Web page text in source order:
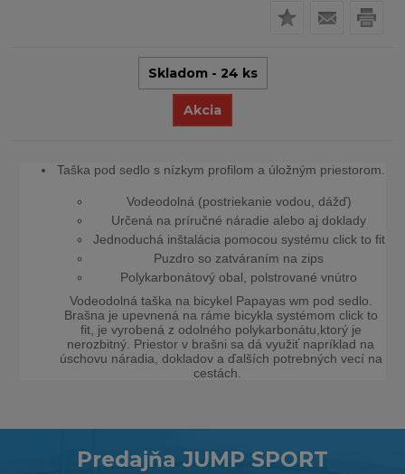
Skladom - 24 ks
Akcia
Taška pod sedlo s nízkym profilom a úložným priestorom.
Vodeodolná (postriekanie vodou, dážď)
Určená na príručné náradie alebo aj doklady
Jednoduchá inštalácia pomocou systému click to fit
Puzdro so zatváraním na zips
Polykarbonátový obal, polstrované vnútro
Vodeodolná taška na bicykel Papayas wm pod sedlo.
Brašna je upevnená na ráme bicykla systémom click to
fit, je vyrobená z odolného polykarbonátu,ktorý je
nerozbitný. Priestor v brašni sa dá využiť napríklad na
úschovu náradia, dokladov a ďalších potrebných vecí na
cestách.
Predajňa JUMP SPORT